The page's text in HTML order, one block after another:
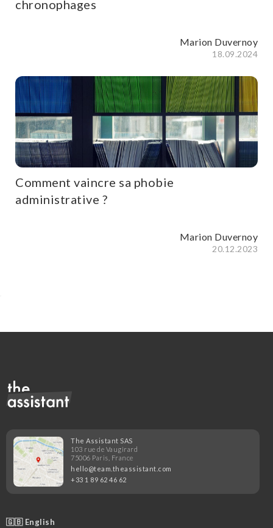
chronophages
Marion Duvernoy
18.09.2024
Comment vaincre sa phobie
administrative ?
Marion Duvernoy
20.12.2023
The Assistant SAS
103 rue de Vaugirard
75006 Paris, France
hello@team.theassistant.com
+33 1 89 62 46 62
🇬🇧 English